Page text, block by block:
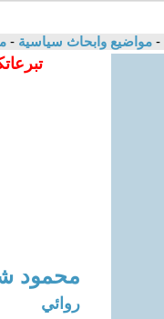
- مواضيع وابحاث سياسية -
محمود
روائي